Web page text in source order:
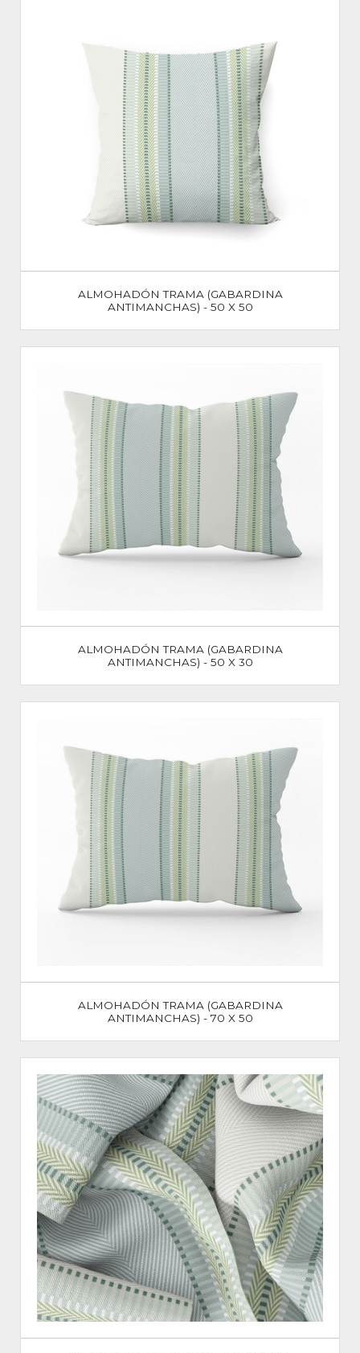
ALMOHADÓN TRAMA (GABARDINA
ANTIMANCHAS) - 50 X 50
ALMOHADÓN TRAMA (GABARDINA
ANTIMANCHAS) - 50 X 30
ALMOHADÓN TRAMA (GABARDINA
ANTIMANCHAS) - 70 X 50